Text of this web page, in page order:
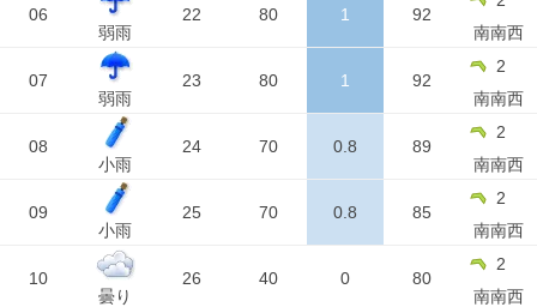
06
弱雨
22 80 1 92
南南西
07
弱雨
23 80 1 92
2
南南西
08
小雨
24 70 0.8 89
2
南南西
09
小雨
25 70 0.8 85
2
南南西
10
曇り
26 40 0 80
2
南南西